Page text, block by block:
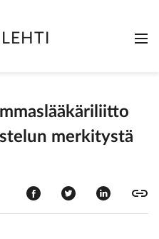
merkitystä